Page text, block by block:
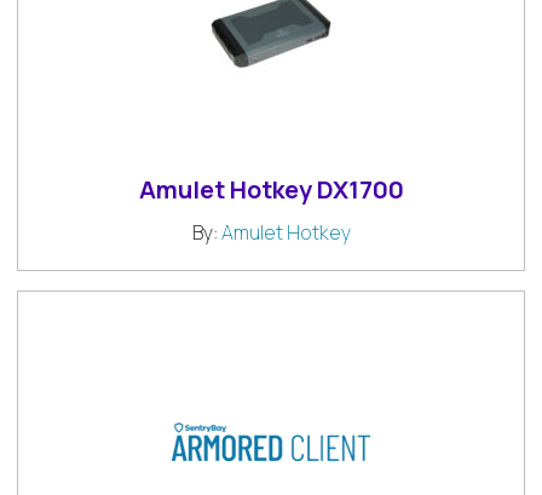
Amulet Hotkey DX1700
By:Amulet Hotkey